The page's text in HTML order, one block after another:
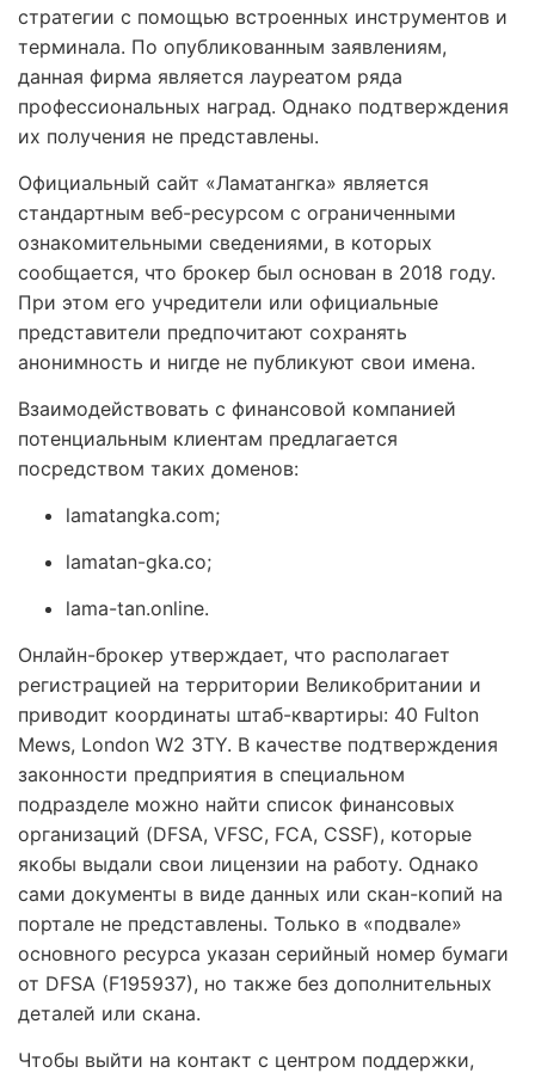
стратегии с помощью встроенных инструментов и
терминала. По опубликованным заявлениям,
данная фирма является лауреатом ряда
профессиональных наград. Однако подтверждения
их получения не представлены.
Официальный сайт «Ламатангка» является
стандартным веб-ресурсом с ограниченными
ознакомительными сведениями, в которых
сообщается, что брокер был основан в 2018 году.
При этом его учредители или официальные
представители предпочитают сохранять
анонимность и нигде не публикуют свои имена.
Взаимодействовать с финансовой компанией
потенциальным клиентам предлагается
посредством таких доменов:
lamatangka.com;
lamatan-gka.co;
lama-tan.online.
Онлайн-брокер утверждает, что располагает
регистрацией на территории Великобритании и
приводит координаты штаб-квартиры: 40 Fulton
Mews, London W2 3TY. В качестве подтверждения
законности предприятия в специальном
подразделе можно найти список финансовых
организаций (DFSA, VFSC, FCA, CSSF), которые
якобы выдали свои лицензии на работу. Однако
сами документы в виде данных или скан-копий на
портале не представлены. Только в «подвале»
основного ресурса указан серийный номер бумаги
от DFSA (F195937), но также без дополнительных
деталей или скана.
Чтобы выйти на контакт с центром поддержки,